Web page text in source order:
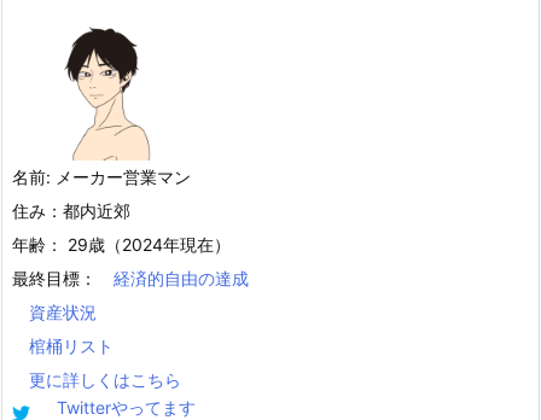
名前: メーカー営業マン
住み：都内近郊
年齢： 29歳（2024年現在）
最終目標：
経済的自由の達成
資産状況
棺桶リスト
更に詳しくはこちら
Twitterやってます